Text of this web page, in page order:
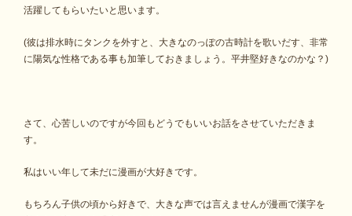
活躍してもらいたいと思います。
(彼は排水時にタンクを外すと、大きなのっぽの古時計を歌いだす、非常
に陽気な性格である事も加筆しておきましょう。平井堅好きなのかな？)
さて、心苦しいのですが今回もどうでもいいお話をさせていただきま
す。
私はいい年して未だに漫画が大好きです。
もちろん子供の頃から好きで、大きな声では言えませんが漫画で漢字を